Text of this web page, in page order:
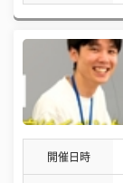
開催日時